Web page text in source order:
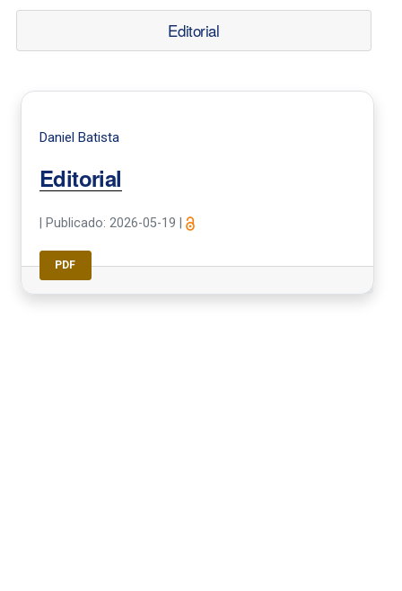
Editorial
Daniel Batista
Editorial
Publicado: 2026-05-19
PDF